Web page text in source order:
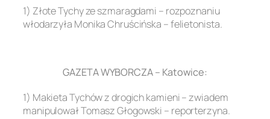
1) Złote Tychy ze szmaragdami – rozpoznaniu
włodarzyła Monika Chruścińska – felietonista.
GAZETA WYBORCZA – Katowice:
1) Makieta Tychów z drogich kamieni – zwiadem
manipulował Tomasz Głogowski – reporterzyna.